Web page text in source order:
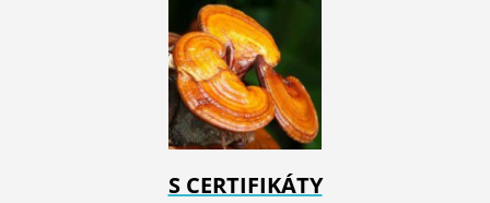
S CERTIFIKÁTY